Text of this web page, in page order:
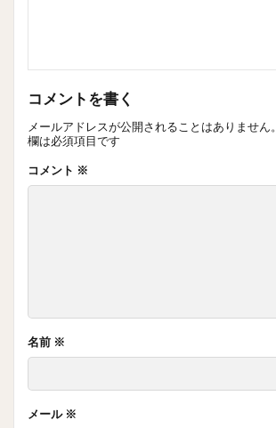
コメントを書く
メールアドレスが公開されることはありません。
欄は必須項目です
コメント ※
名前 ※
メール ※